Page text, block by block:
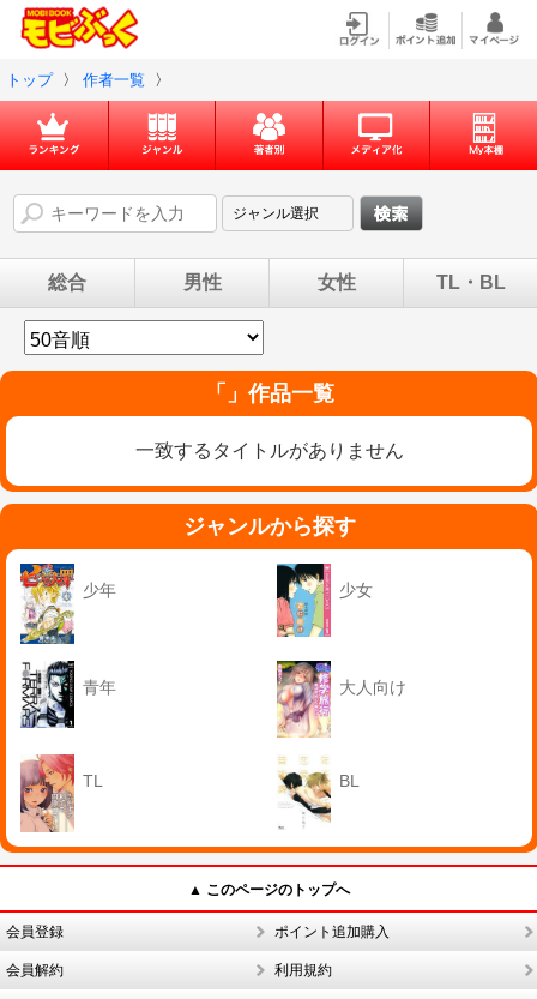
トップ 〉 作者一覧 〉
総合 男性 女性 TL・BL
「」作品一覧
一致するタイトルがありません
ジャンルから探す
少年 少女
青年 大人向け
TL BL
▲ このページのトップへ
会員登録 ポイント追加購入
会員解約 利用規約